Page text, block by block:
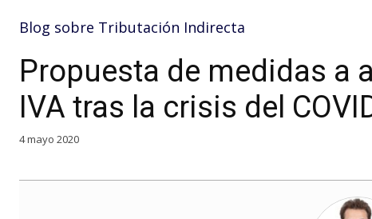
Blog sobre Tributación Indirecta
Propuesta de medidas a
IVA tras la crisis del
4 mayo 2020